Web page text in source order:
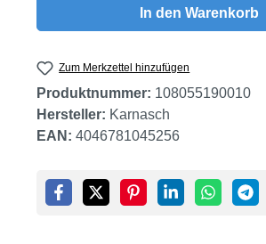
In den Warenkorb
Zum Merkzettel hinzufügen
Produktnummer: 108055190010
Hersteller: Karnasch
EAN: 4046781045256